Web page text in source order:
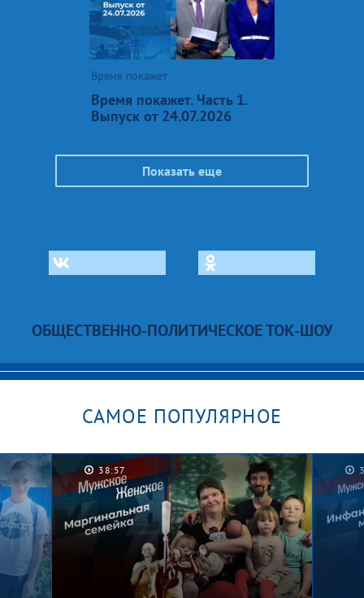
Время покажет
Время покажет. Часть 1.
Выпуск от 24.07.2026
Показать еще
ОБЩЕСТВЕННО-ПОЛИТИЧЕСКОЕ ТОК-ШОУ
САМОЕ ПОПУЛЯРНОЕ
38:57